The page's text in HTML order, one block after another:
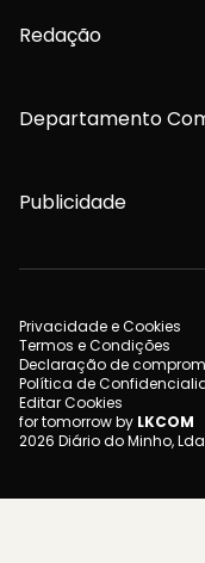
Redação
Departamento
Publicidade
Privacidade e Cookies
Termos e Condições
Declaração de
Política de
Editar Cookies
for tomorrow by LKCOM
2026 Diário do Minho,